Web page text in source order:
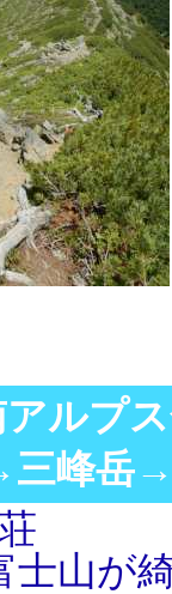
アルプ
峰岳→
士山が